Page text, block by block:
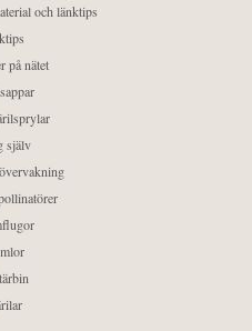
och länktips
på nätet
själv